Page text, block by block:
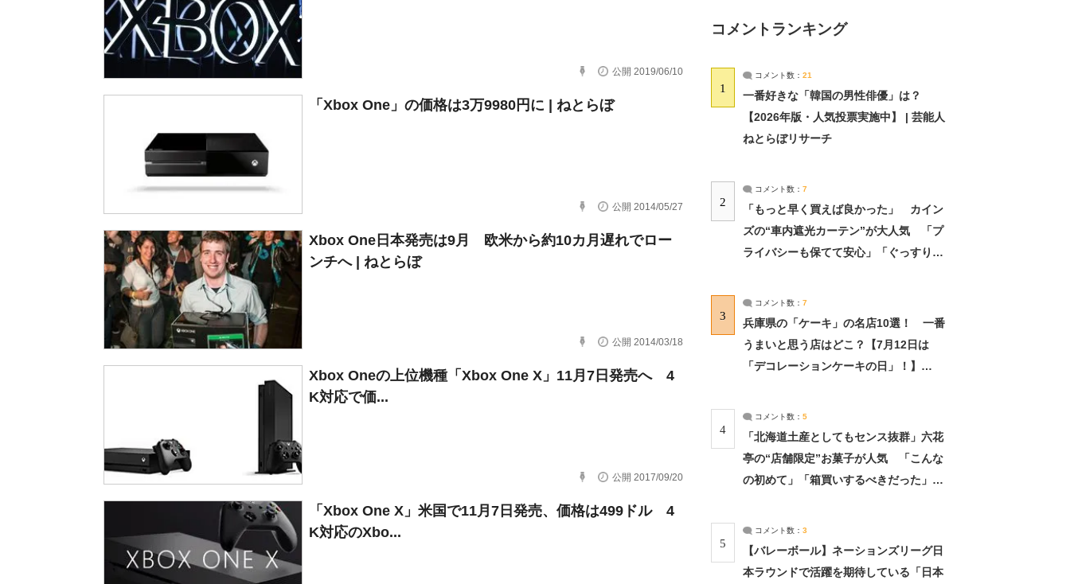
公開 2019/06/10
「Xbox One」の価格は3万9980円に | ねとらぼ
公開 2014/05/27
Xbox One日本発売は9月 欧米から約10カ月遅れでロー
ンチへ | ねとらぼ
公開 2014/03/18
Xbox Oneの上位機種「Xbox One X」11月7日発売へ 4
K対応で価...
公開 2017/09/20
「Xbox One X」米国で11月7日発売、価格は499ドル 4
K対応のXbo...
コメントランキング
1
コメント数： 21
一番好きな「韓国の男性俳優」は？
【2026年版・人気投票実施中】 | 芸能人
ねとらぼリサーチ
2
コメント数： 7
「もっと早く買えば良かった」 カイン
ズの“車内遮光カーテン”が大人気 「プ
ライバシーも保てて安心」「ぐっすり眠
3
コメント数： 7
兵庫県の「ケーキ」の名店10選！ 一番
うまいと思う店はどこ？【7月12日は
「デコレーションケーキの日」！】
4
コメント数： 5
「北海道土産としてもセンス抜群」六花
亭の“店舗限定”お菓子が人気 「こんな
の初めて」「箱買いするべきだった」
5
コメント数： 3
【バレーボール】ネーションズリーグ日
本ラウンドで活躍を期待している「日本